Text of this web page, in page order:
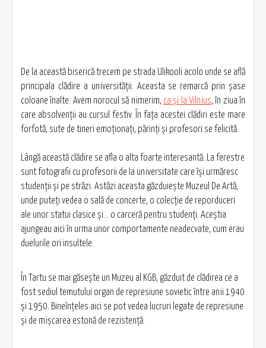
De la această biserică trecem pe strada Ulikooli acolo unde se află
principala clădire a universităţii. Aceasta se remarcă prin şase
coloane înalte. Avem norocul să nimerim, ca şi la Vilnius, în ziua în
care absolvenţii au cursul festiv. În faţa acestei clădiri este mare
forfotă, sute de tineri emoţionaţi, părinţi şi profesori se felicită.
Lângă această clădire se afla o alta foarte interesantă. La ferestre
sunt fotografii cu profesorii de la universitate care îşi urmăresc
studenţii şi pe străzi. Astăzi aceasta găzduieşte Muzeul De Artă,
unde puteţi vedea o sală de concerte, o colecţie de reporduceri
ale unor statui clasice şi… o carceră pentru studenţi. Aceştia
ajungeau aici în urma unor comportamente neadecvate, cum erau
duelurile ori insultele.
În Tartu se mai găseşte un Muzeu al KGB, găzduit de clădirea ce a
fost sediul temutului organ de represiune sovietic între anii 1940
şi 1950. Bineînţeles aici se pot vedea lucruri legate de represiune
şi de mişcarea estonă de rezistenţă.